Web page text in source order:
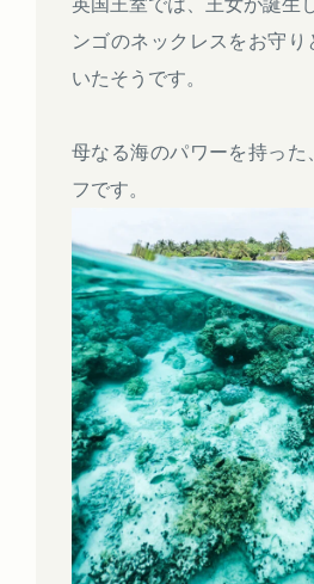
英国王室では、王女が誕生
ンゴのネックレスをお守り
いたそうです。
母なる海のパワーを持った
フです。